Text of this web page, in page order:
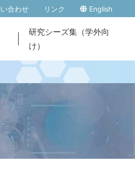
合わせ リンク English
研究シーズ集（学外向
け）